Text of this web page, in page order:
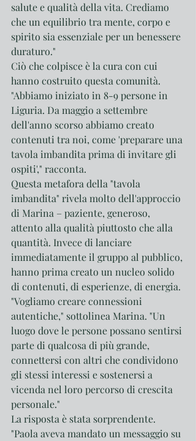
salute e qualità della vita. Crediamo
che un equilibrio tra mente, corpo e
spirito sia essenziale per un benessere
duraturo."
Ciò che colpisce è la cura con cui
hanno costruito questa comunità.
"Abbiamo iniziato in 8-9 persone in
Liguria. Da maggio a settembre
dell'anno scorso abbiamo creato
contenuti tra noi, come 'preparare una
tavola imbandita prima di invitare gli
ospiti'," racconta.
Questa metafora della "tavola
imbandita" rivela molto dell'approccio
di Marina – paziente, generoso,
attento alla qualità piuttosto che alla
quantità. Invece di lanciare
immediatamente il gruppo al pubblico,
hanno prima creato un nucleo solido
di contenuti, di esperienze, di energia.
"Vogliamo creare connessioni
autentiche," sottolinea Marina. "Un
luogo dove le persone possano sentirsi
parte di qualcosa di più grande,
connettersi con altri che condividono
gli stessi interessi e sostenersi a
vicenda nel loro percorso di crescita
personale."
La risposta è stata sorprendente.
"Paola aveva mandato un messaggio su